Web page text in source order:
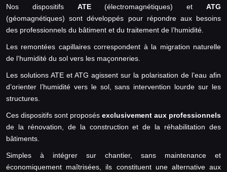
Nos dispositifs ATE(électromagnétiques) etATG
(géomagnétiques) sont développés pour répondre aux besoins
des professionnels du bâtiment et du traitement de l’humidité.
Les remontées capillaires correspondent à la migration naturelle
de l’humidité du sol vers les maçonneries.
Les solutions ATE et ATG agissent sur la polarisation de l’eau afin
d’orienter l’humidité vers le sol, sans intervention lourde sur les
structures.
Ces dispositifs sont proposés exclusivement aux professionnels
de la rénovation, de la construction et de la réhabilitation des
bâtiments.
Simples à intégrer sur chantier, sans maintenance et
économiquement maîtrisées, ils constituent une alternative aux